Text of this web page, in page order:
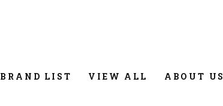
BRAND LIST VIEW ALL ABOUT US